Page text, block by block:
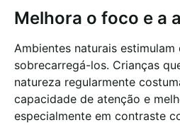
Melhora o foco e a
Ambientes naturais estimulam
sobrecarregá-los. Crianças
natureza regularmente
capacidade de atenção e
especialmente em contraste